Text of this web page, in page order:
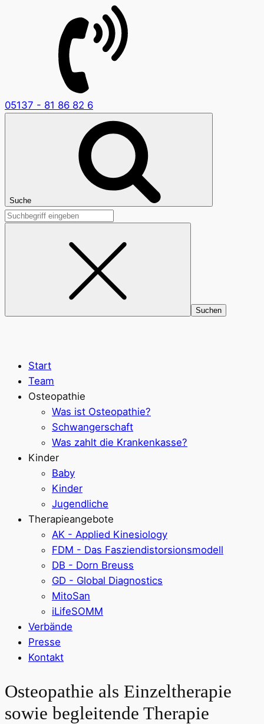
05137 - 81 86 82 6
Suche
Suchen
Start
Team
Osteopathie
Was ist Osteopathie?
Schwangerschaft
Was zahlt die Krankenkasse?
Kinder
Baby
Kinder
Jugendliche
Therapieangebote
AK - Applied Kinesiology
FDM - Das Fasziendistorsionsmodell
DB - Dorn Breuss
GD - Global Diagnostics
MitoSan
iLifeSOMM
Verbände
Presse
Kontakt
Osteopathie als Einzeltherapie
sowie begleitende Therapie